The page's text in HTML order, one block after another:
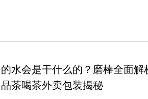
水会是干什么的？磨棒全面解
茶喝茶外卖包装揭秘